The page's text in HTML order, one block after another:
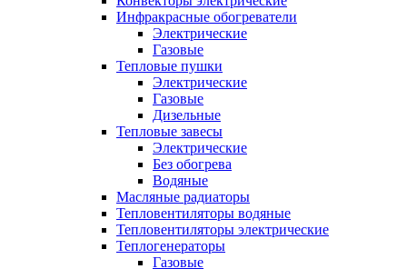
Инфракрасные обогреватели
Электрические
Газовые
Тепловые пушки
Электрические
Газовые
Дизельные
Тепловые завесы
Электрические
Без обогрева
Водяные
Масляные радиаторы
Тепловентиляторы водяные
Тепловентиляторы электрические
Теплогенераторы
Газовые